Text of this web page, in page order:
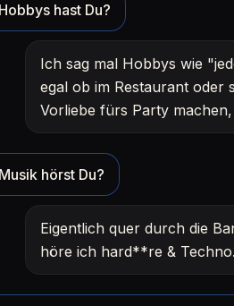
hast Du?
Ich sag mal Hobbys wie
egal ob im Restaurant oder
Vorliebe fürs Party
hörst Du?
Eigentlich quer durch die
höre ich hard**re & Techno.